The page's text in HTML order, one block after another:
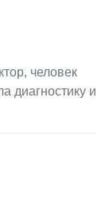
человек
диагностику и